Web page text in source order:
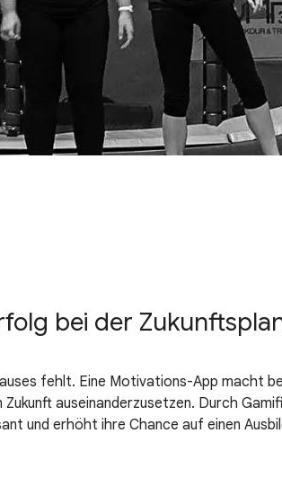
bei der
fehlt. Eine Motivations-App macht
auseinanderzusetzen. Durch
und erhöht ihre Chance auf einen